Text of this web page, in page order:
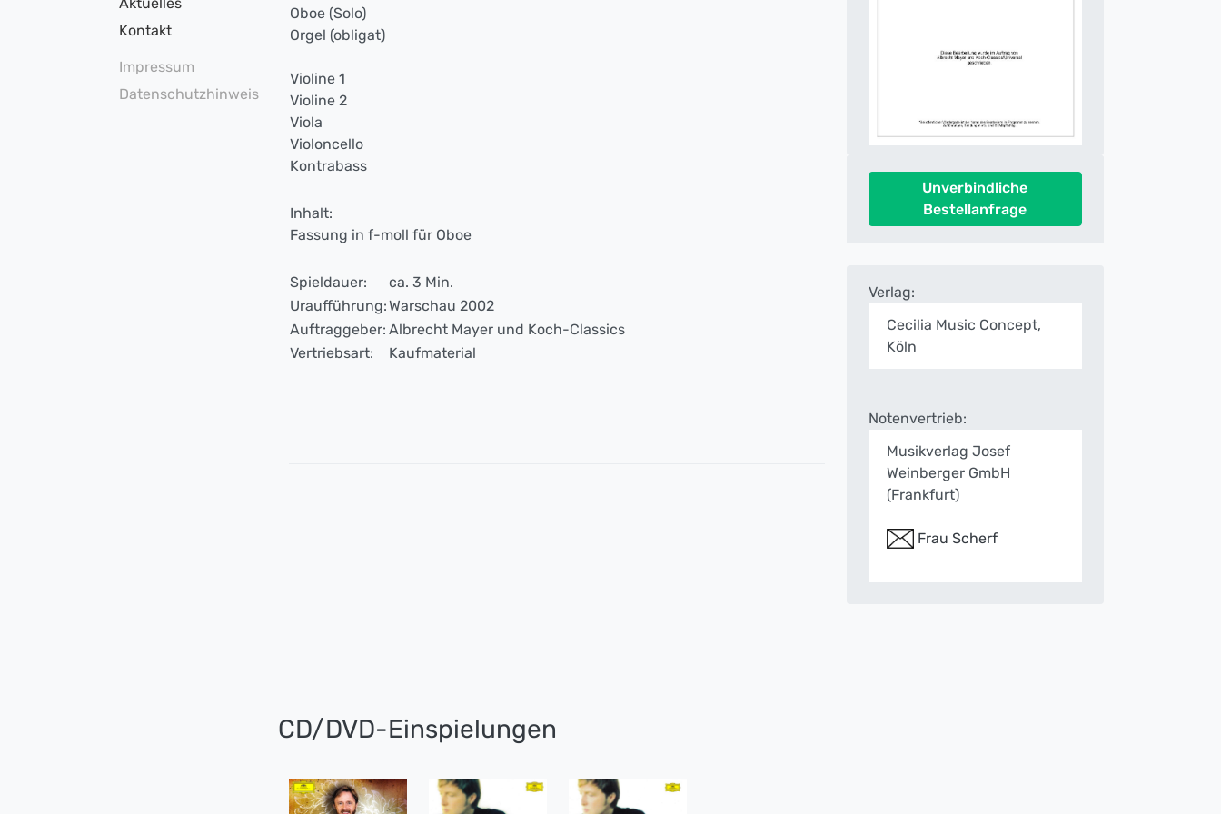
Kontakt
Impressum
Datenschutzhinweis
Oboe (Solo)
Orgel (obligat)
Violine 1
Violine 2
Viola
Violoncello
Kontrabass
Inhalt:
Fassung in f-moll für Oboe
Spieldauer:
ca. 3 Min.
Uraufführung:Warschau 2002
Auftraggeber: Albrecht Mayer und Koch-Classics
Vertriebsart:
Kaufmaterial
Unverbindliche
Bestellanfrage
Verlag:
Cecilia Music Concept,
Köln
Notenvertrieb:
Musikverlag Josef
Weinberger GmbH
(Frankfurt)
Frau Scherf
CD/DVD-Einspielungen